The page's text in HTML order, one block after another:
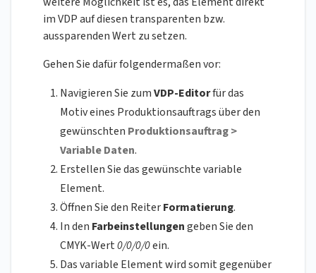
im VDP auf diesen transparenten bzw.
aussparenden Wert zu setzen.
Gehen Sie dafür folgendermaßen vor:
Navigieren Sie zumVDP-Editorfür das
Motiv eines Produktionsauftrags über den
gewünschten Produktionsauftrag >
Variable Daten.
Erstellen Sie das gewünschte variable
Element.
Öffnen Sie den ReiterFormatierung.
In den Farbeinstellungengeben Sie den
CMYK-Wert0/0/0/0ein.
Das variable Element wird somit gegenüber